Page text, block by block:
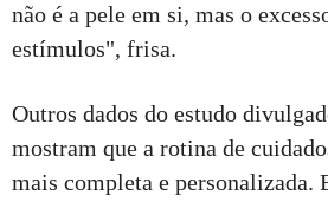
não é a pele em si, mas o
estímulos", frisa.
Outros dados do estudo
mostram que a rotina de
mais completa e personalizada.